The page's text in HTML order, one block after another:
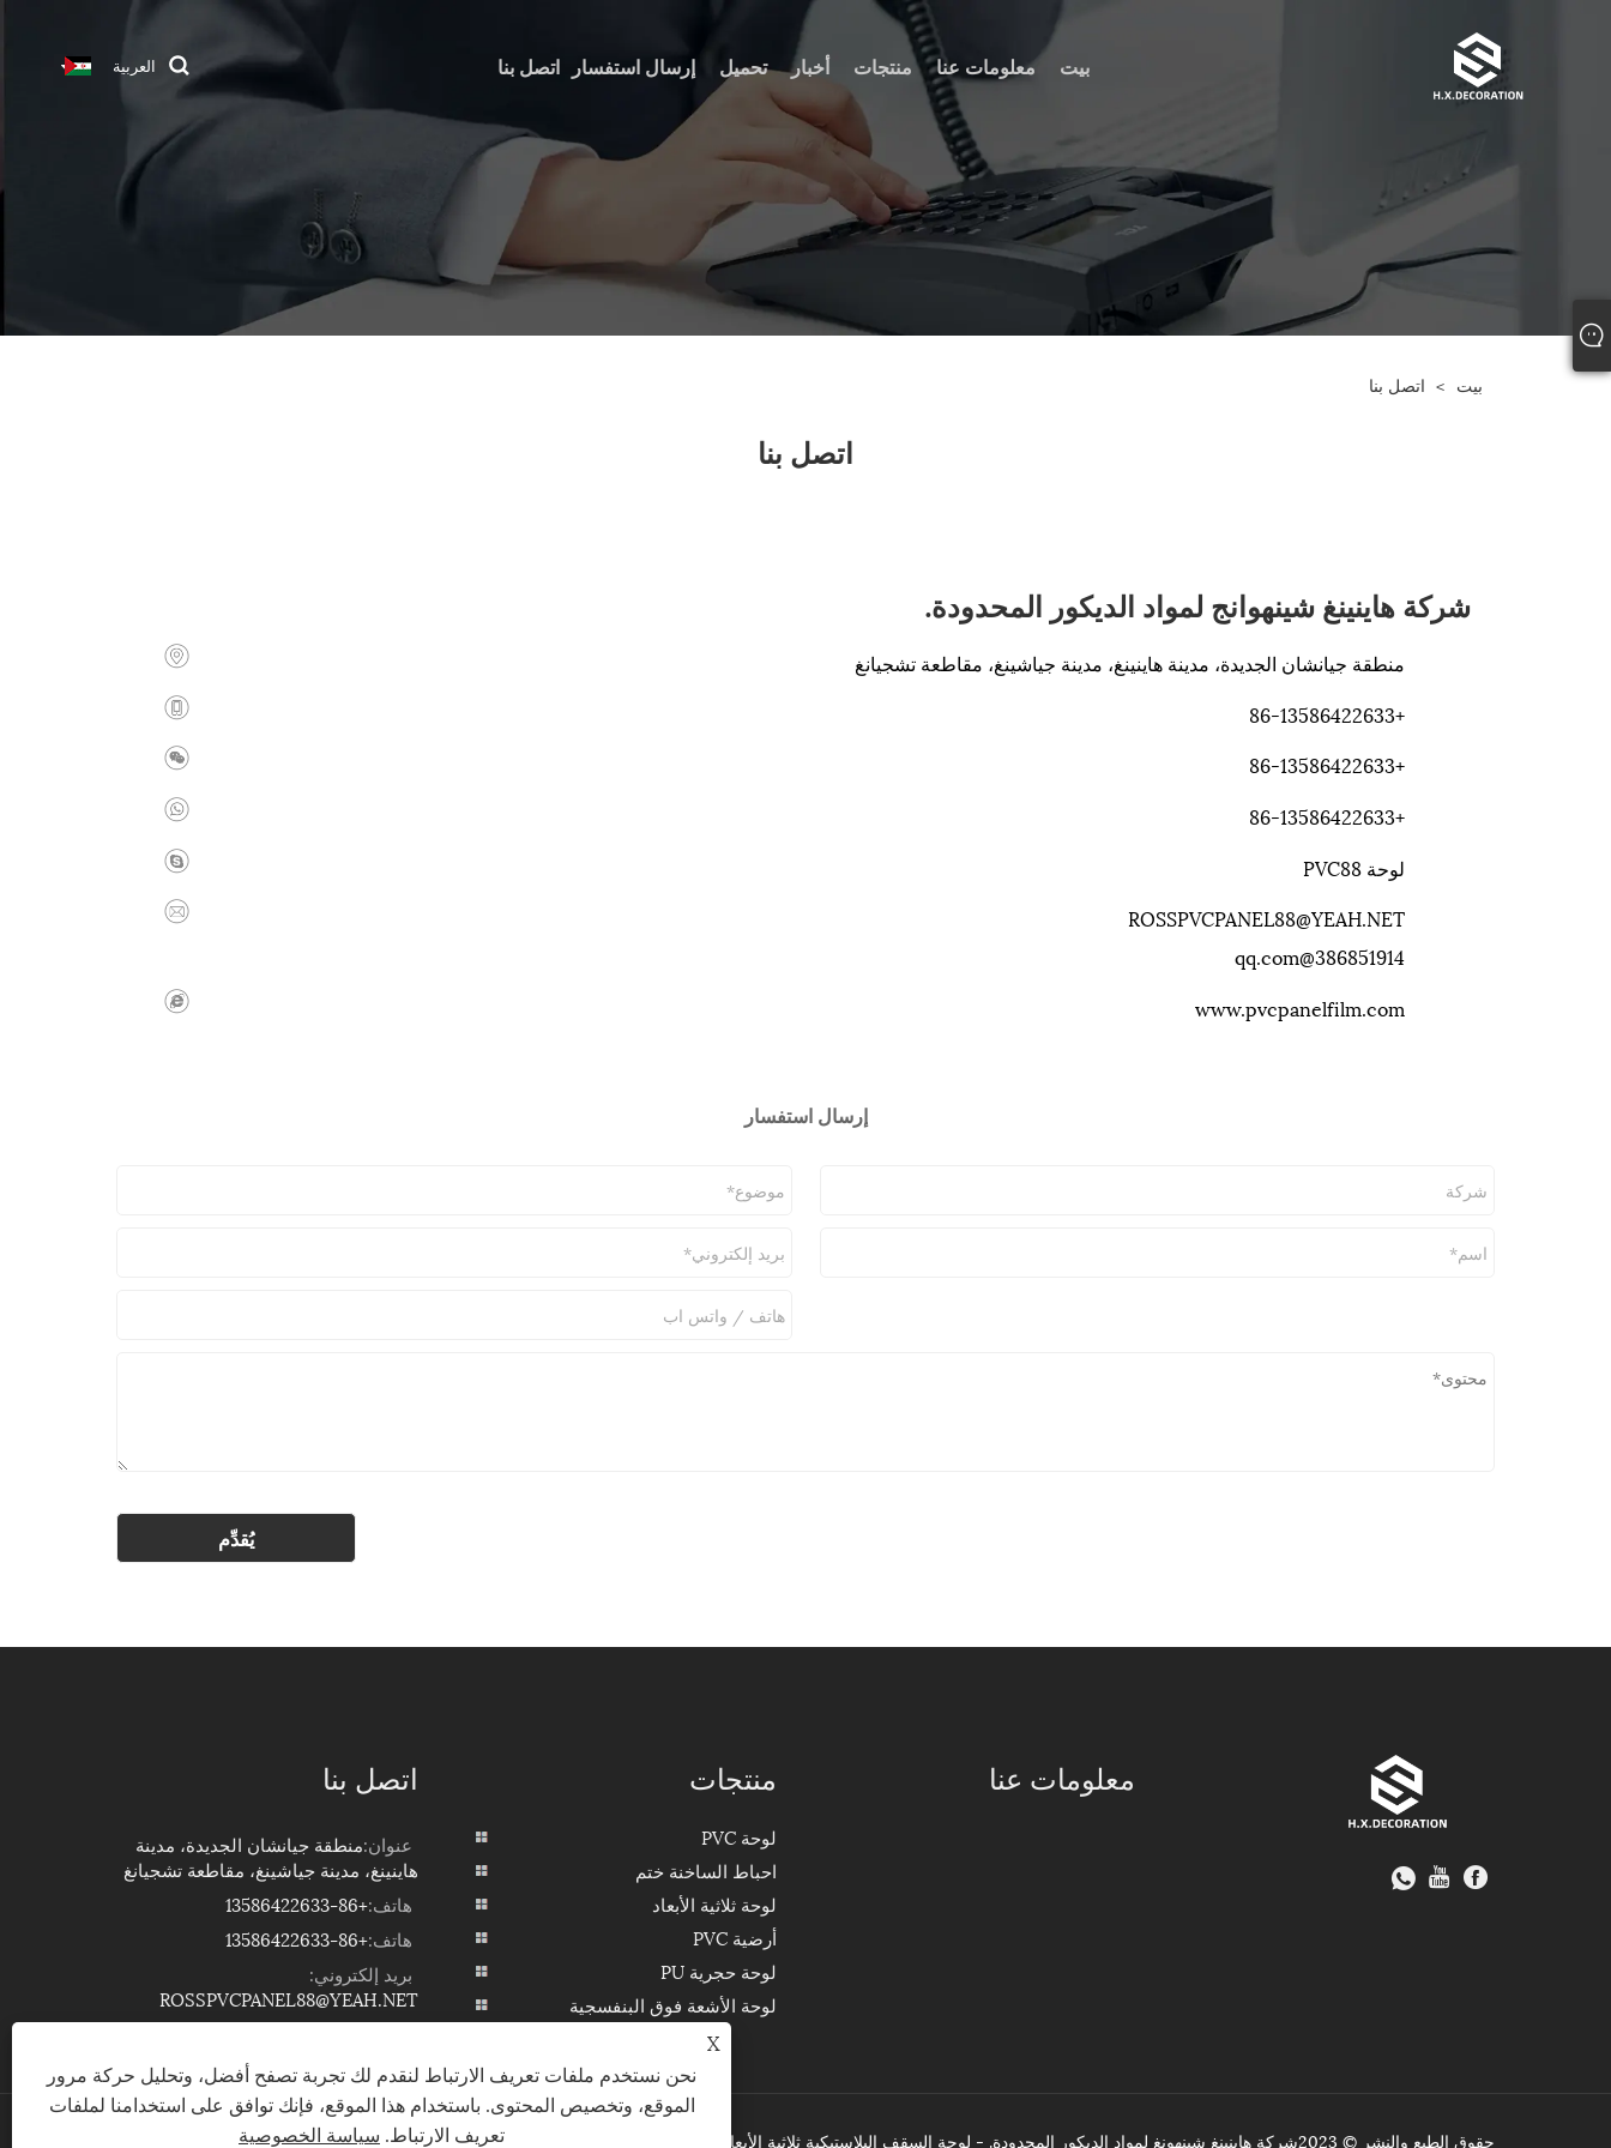
بيت معلومات عنا منتجات أخبار تحميل إرسال استفسار اتصل بنا العربية
بيت > اتصل بنا
اتصل بنا
شركة هاينينغ شينهوانج لمواد الديكور المحدودة.
منطقة جيانشان الجديدة، مدينة هاينينغ، مدينة جياشينغ، مقاطعة تشجيانغ
+86-13586422633
+86-13586422633
+86-13586422633
لوحة PVC88
ROSSPVCPANEL88@YEAH.NET
386851914@qq.com
www.pvcpanelfilm.com
إرسال استفسار
معلومات عنا منتجات
لوحة PVC
احباط الساخنة ختم
لوحة ثلاثية الأبعاد
أرضية PVC
لوحة حجرية PU
لوحة الأشعة فوق البنفسجية
اتصل بنا
عنوان:منطقة جيانشان الجديدة، مدينة
هاينينغ، مدينة جياشينغ، مقاطعة تشجيانغ
هاتف:+86-13586422633
هاتف:+86-13586422633
بريد إلكتروني:
ROSSPVCPANEL88@YEAH.NET
حقوق الطبع والنشر © 2023شركة هاينينغ شينهونغ لمواد الديكور المحدودة. - لوحة السقف البلاستيكية ثلاثية الأبعاد، لوحة الحائط البلاستيكية للأشعة فوق البنفسجية، الكسوة WPC - جميع الحقوق محفوظة
X
نحن نستخدم ملفات تعريف الارتباط لنقدم لك تجربة تصفح أفضل، وتحليل حركة مرور
الموقع، وتخصيص المحتوى. باستخدام هذا الموقع، فإنك توافق على استخدامنا لملفات
تعريف الارتباط. سياسة الخصوصية